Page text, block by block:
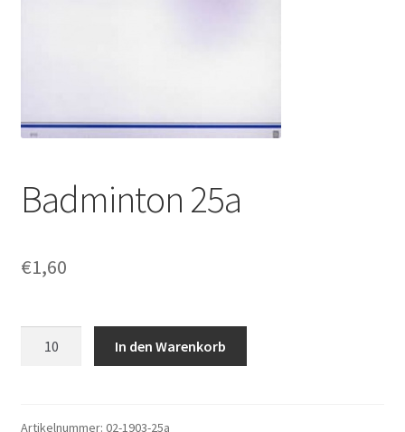
Badminton 25a
€1,60
In den Warenkorb
Artikelnummer: 02-1903-25a